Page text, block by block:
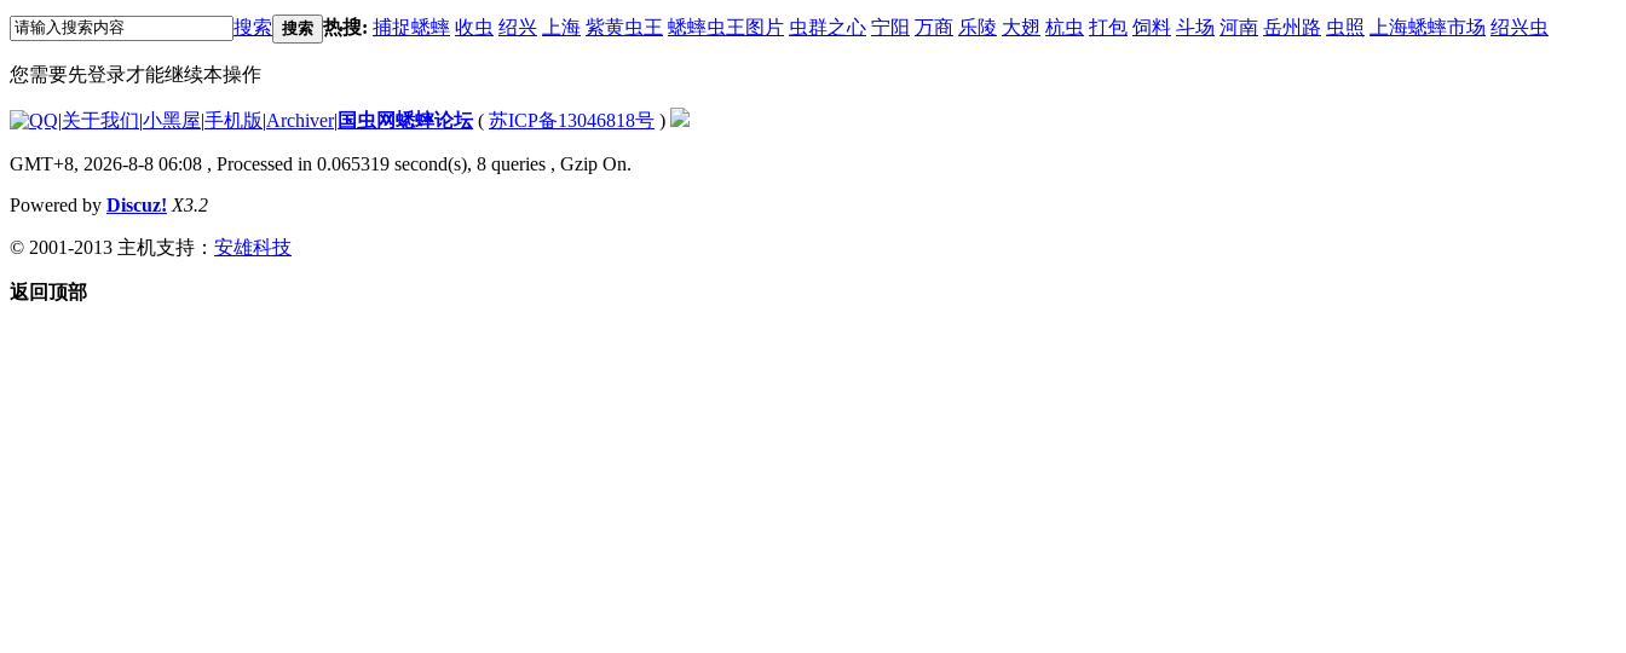
搜索 搜索 热搜: 捕捉蟋蟀 收虫 绍兴 上海 紫黄虫王 蟋蟀虫王图片 虫群之心 宁阳 万商 乐陵 大翅 杭虫 打包 饲料 斗场 河南 岳州路 虫照 上海蟋蟀市场 绍兴虫
您需要先登录才能继续本操作
|关于我们|小黑屋|手机版|Archiver| 国虫网蟋蟀论坛( 苏ICP备13046818号 )
GMT+8, 2026-8-8 06:08 , Processed in 0.065319 second(s), 8 queries , Gzip On.
Powered by Discuz! X3.2
© 2001-2013 主机支持： 安雄科技
返回顶部